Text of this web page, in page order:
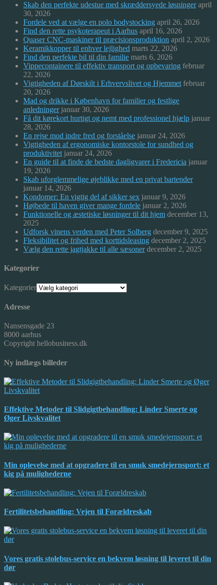
Skab den perfekte udestue med skræddersyede løsninger april
30, 2026
Fordele ved at vælge en polo bodystocking april 26, 2026
Find den rette psykoterapeut i Aarhus april 16, 2026
Quaser CNC-maskiner til præcisionsproduktion april 2, 2026
Keramikkopper til enhver lejlighed marts 22, 2026
Find den perfekte bil til din familie marts 6, 2026
Vippecontainere til effektiv transport og opbevaring februar
22, 2026
Vigtigheden af Dørskilt i Erhvervslivet og Hjemmet februar
20, 2026
Mad og drikke i København for familier og festlige
anledninger januar 30, 2026
Få dit kørekort hurtigt og nemt med professionel hjælp januar
28, 2026
En rejse mod indre fred og forståelse januar 24, 2026
Vigtigheden af ergonomiske kontorstole for sundhed og
produktivitet januar 24, 2026
En guide til at finde de bedste dagligvarer i Fredericia januar
19, 2026
Skab uforglemmelige øjeblikke med en privat bartender
januar 14, 2026
Kondomer: En vigtig del af sikker sex januar 9, 2026
Højbede til haven giver mange fordele januar 2, 2026
Funktionelle og æstetiske løsninger til dit hjem december 13,
2025
Udforsk vinens verden med Peter Solberg december 9, 2025
Fleksibilitet og frihed med korttidsleasing december 2, 2025
Vælg den rette jagtjakke til alle sæsoner december 2, 2025
Kategorier
Kategorier
Adresse
Nansensgade 23
8000 aarhus
Copyright hellobusiness.dk
Ny indlægs billeder
Effektive Metoder til Slidgigtbehandling: Linder Smerte og
Øger Livskvalitet
Min oplevelse med at opgradere til en smuk smedejernsport: et
kig på mulighederne
Fertilitetsbehandling: Vejen til Forældreskab
Vores gratis stolebus-service en bekvem løsning til leveret til din
dør